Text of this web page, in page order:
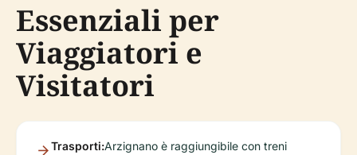
Essenziali per
Viaggiatori e
Visitatori
Trasporti:Arzignano è raggiungibile con treni